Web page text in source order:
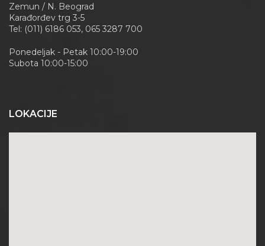
Zemun / N. Beograd
Karađorđev trg 3-5
Tel: (011) 6186 053, 065 3287 700
Ponedeljak - Petak 10:00-19:00
Subota 10:00-15:00
LOKACIJE